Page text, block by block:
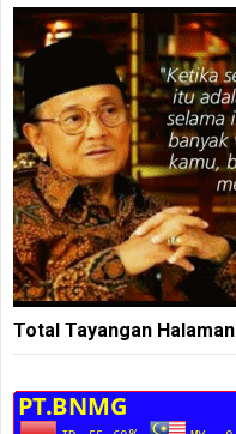
Total Tayangan Halaman